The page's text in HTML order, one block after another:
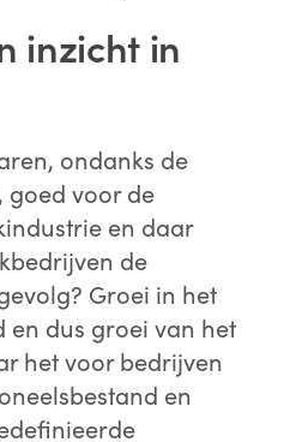
inzicht in
ondanks de
goed voor de
en daar
de
Groei in het
en dus groei van het
het voor bedrijven
en